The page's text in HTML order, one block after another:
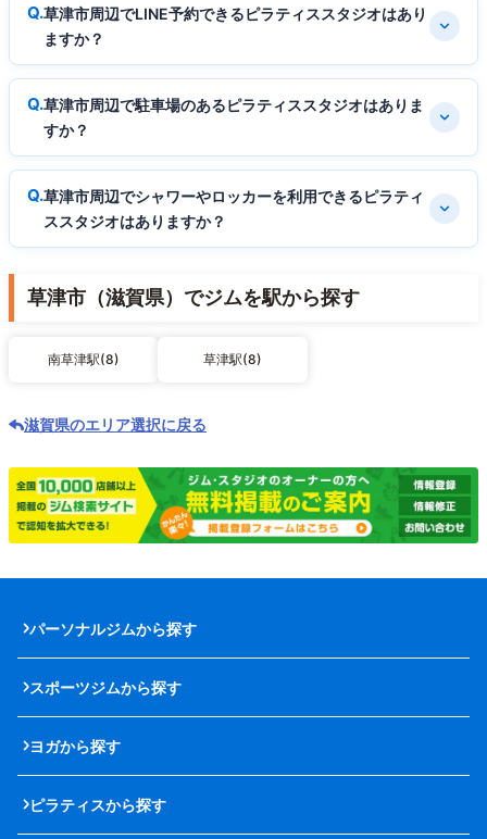
草津市周辺でLINE予約できるピラティススタジオはあり
ますか？
草津市周辺で駐車場のあるピラティススタジオはありま
すか？
草津市周辺でシャワーやロッカーを利用できるピラティ
ススタジオはありますか？
草津市（滋賀県）でジムを駅から探す
南草津駅(8) 草津駅(8)
滋賀県のエリア選択に戻る
パーソナルジムから探す
スポーツジムから探す
ヨガから探す
ピラティスから探す